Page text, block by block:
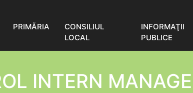
PRIMĂRIA
CONSILIUL
LOCAL
INFORMAŢII
PUBLICE
INTERN